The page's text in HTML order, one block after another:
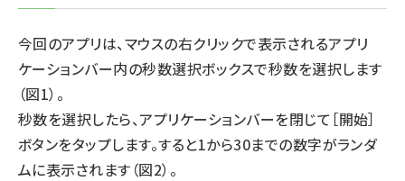
今回のアプリは、マウスの右クリックで表示されるアプリ
ケーションバー内の秒数選択ボックスで秒数を選択します
（図1）。
秒数を選択したら、アプリケーションバーを閉じて［開始］
ボタンをタップします。すると1から30までの数字がランダ
ムに表示されます（図2）。